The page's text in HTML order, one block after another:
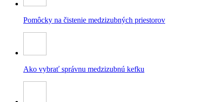
Pomôcky na čistenie medzizubných priestorov
Ako vybrať správnu medzizubnú kefku